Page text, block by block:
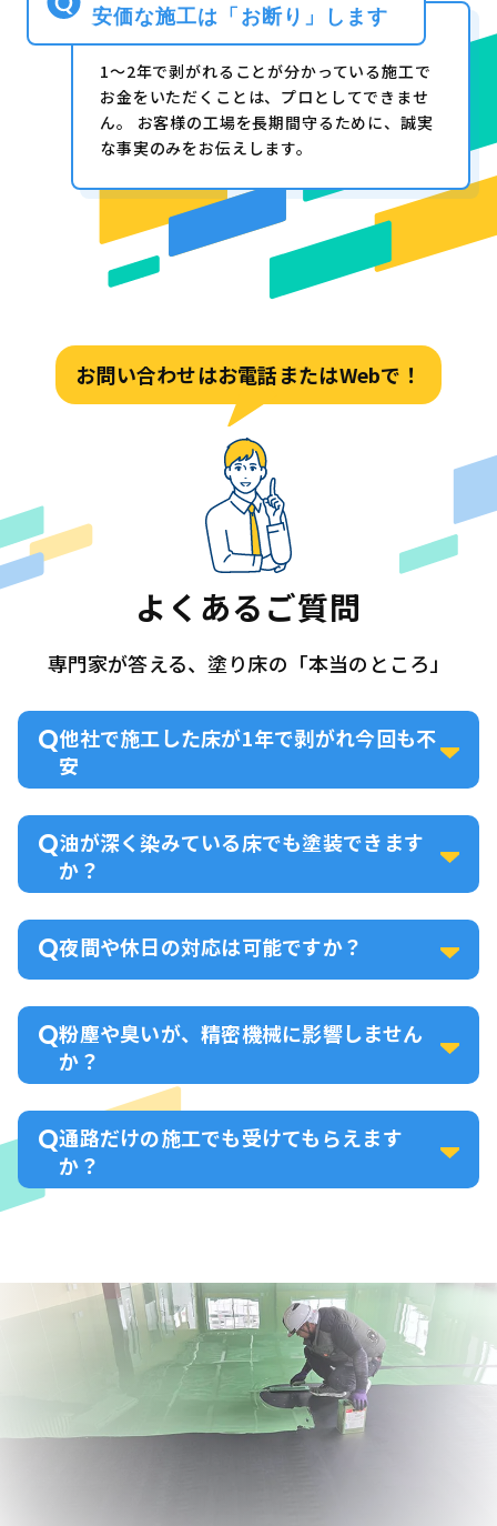
安価な施工は「お断り」します
1〜2年で剥がれることが分かっている施工で
お金をいただくことは、プロとしてできませ
ん。 お客様の工場を長期間守るために、誠実
な事実のみをお伝えします。
お問い合わせはお電話またはWebで！
よくあるご質問
専門家が答える、塗り床の「本当のところ」
他社で施工した床が1年で剥がれ今回も不
安
油が深く染みている床でも塗装できます
か？
夜間や休日の対応は可能ですか？
粉塵や臭いが、精密機械に影響しません
か？
通路だけの施工でも受けてもらえます
か？